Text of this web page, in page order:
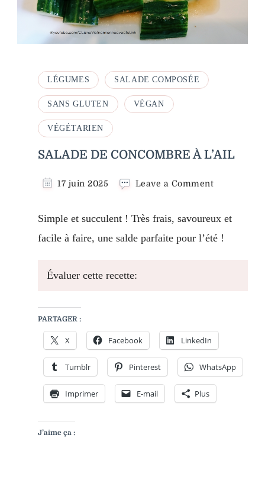
LÉGUMES SALADE COMPOSÉE
SANS GLUTEN VÉGAN
VÉGÉTARIEN
SALADE DE CONCOMBRE À L’AIL
17 juin 2025 Leave a Commenton
À
L’AIL
Simple et succulent ! Très frais, savoureux et
facile à faire, une salde parfaite pour l’été !
Évaluer cette recette:
PARTAGER :
X Facebook LinkedIn
Tumblr Pinterest WhatsApp
Imprimer E-mail Plus
J’aime ça :